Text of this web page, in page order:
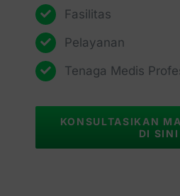
Fasilitas
Pelayanan
Tenaga Medis
KONSULTASIKAN
DI SINI